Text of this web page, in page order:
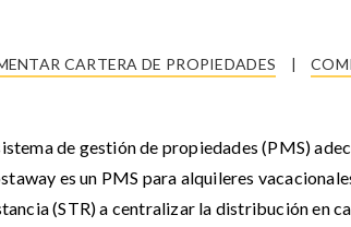
CARTERA DE PROPIEDADES |
de gestión de propiedades (PMS)
es un PMS para alquileres
(STR) a centralizar la distribución en